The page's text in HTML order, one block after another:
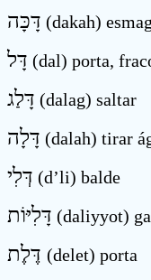
דָּכָּה (dakah)
דָּל (dal) porta,
דָּלַג (dalag) saltar
דָּלָה (dalah) tirar
דְּלִי (d’li) balde
דָּלִיּוֹת (daliyyot)
(delet) porta